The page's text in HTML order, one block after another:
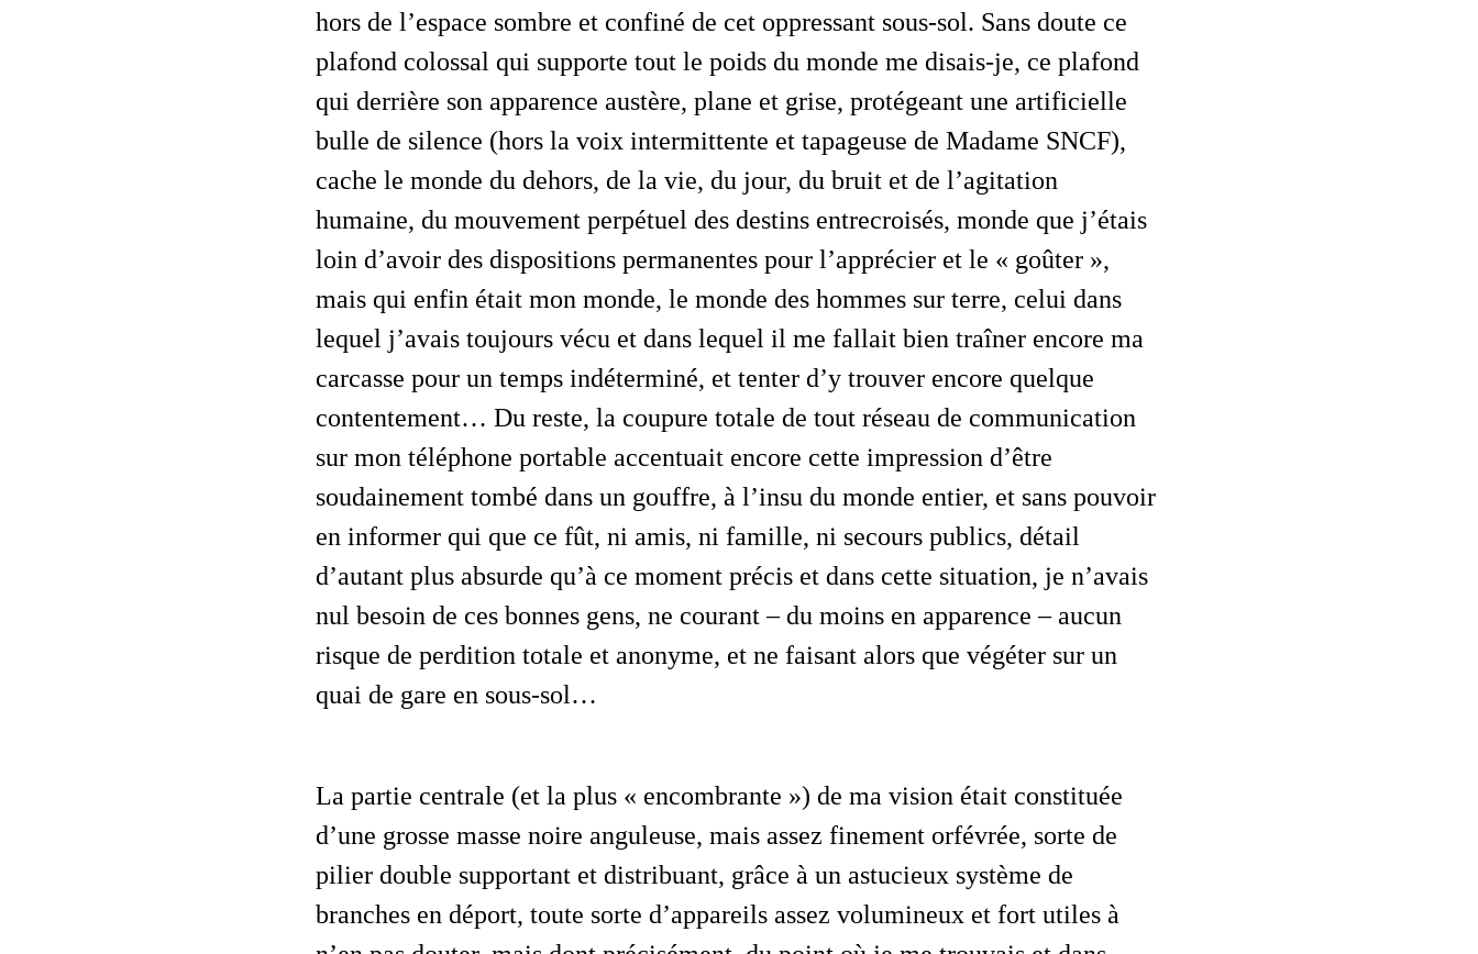
hors de l’espace sombre et confiné de cet oppressant sous-sol. Sans doute ce
plafond colossal qui supporte tout le poids du monde me disais-je, ce plafond
qui derrière son apparence austère, plane et grise, protégeant une artificielle
bulle de silence (hors la voix intermittente et tapageuse de Madame SNCF),
cache le monde du dehors, de la vie, du jour, du bruit et de l’agitation
humaine, du mouvement perpétuel des destins entrecroisés, monde que j’étais
loin d’avoir des dispositions permanentes pour l’apprécier et le « goûter »,
mais qui enfin était mon monde, le monde des hommes sur terre, celui dans
lequel j’avais toujours vécu et dans lequel il me fallait bien traîner encore ma
carcasse pour un temps indéterminé, et tenter d’y trouver encore quelque
contentement… Du reste, la coupure totale de tout réseau de communication
sur mon téléphone portable accentuait encore cette impression d’être
soudainement tombé dans un gouffre, à l’insu du monde entier, et sans pouvoir
en informer qui que ce fût, ni amis, ni famille, ni secours publics, détail
d’autant plus absurde qu’à ce moment précis et dans cette situation, je n’avais
nul besoin de ces bonnes gens, ne courant – du moins en apparence – aucun
risque de perdition totale et anonyme, et ne faisant alors que végéter sur un
quai de gare en sous-sol…
La partie centrale (et la plus « encombrante ») de ma vision était constituée
d’une grosse masse noire anguleuse, mais assez finement orfévrée, sorte de
pilier double supportant et distribuant, grâce à un astucieux système de
branches en déport, toute sorte d’appareils assez volumineux et fort utiles à